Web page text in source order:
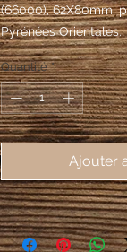
(66000), 62X80mm,
Pyrénées Orientales.
d'or aux quatre pals
en bannière d'azur
chargé de Saint Jean
carnation auréolé
en poil de chameau
ceinture de cuir, le
manteau de pourpre
tenant de sa dextre
sur son bras senestre
d'argentPrécisez sur
Quantité *
Ajouter